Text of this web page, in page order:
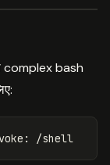
complex bash